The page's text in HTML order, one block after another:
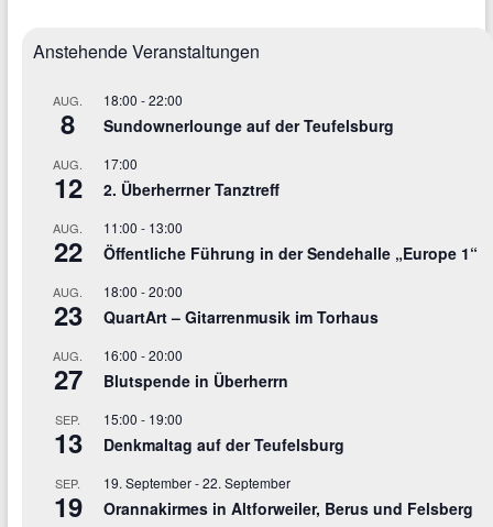
Anstehende Veranstaltungen
AUG.
8
18:00 -22:00
Sundownerlounge auf der Teufelsburg
AUG.
12
17:00
2. Überherrner Tanztreff
AUG.
22
11:00 - 13:00
Öffentliche Führung in der Sendehalle „Europe 1“
AUG.
23
18:00 -20:00
QuartArt – Gitarrenmusik im Torhaus
AUG.
27
16:00 -20:00
Blutspende in Überherrn
SEP.
13
15:00 - 19:00
Denkmaltag auf der Teufelsburg
SEP.
19
19. September-22. September
Orannakirmes in Altforweiler, Berus und Felsberg